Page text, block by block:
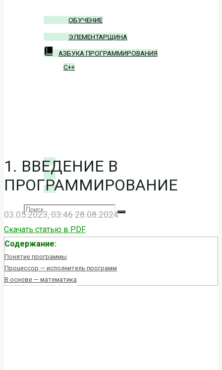
ОБУЧЕНИЕ
ЭЛЕМЕНТАРЩИНА
АЗБУКА ПРОГРАММИРОВАНИЯ
C++
SEARCH
Search
for:
Search
Главная
Азбука программирования 1. Введение в
программирование
1. ВВЕДЕНИЕ В
ПРОГРАММИРОВАНИЕ
03.05.2023, 03:46 28.08.2024
Скачать статью в PDF
Содержание:
Понятие программы
Процессор — исполнитель программ
В основе — математика